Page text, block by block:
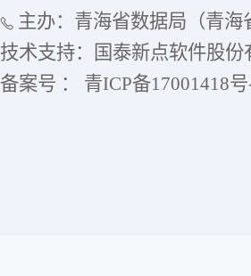
主办：青海省数据局（青
技术支持：国泰新点软件股份
备案号 ： 青ICP备17001418